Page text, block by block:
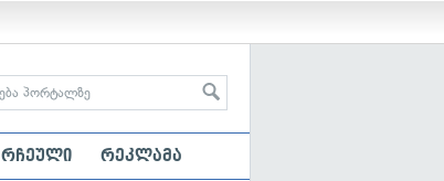
რჩეული რეკლამა